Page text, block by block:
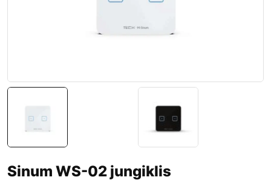
Sinum WS-02 jungiklis